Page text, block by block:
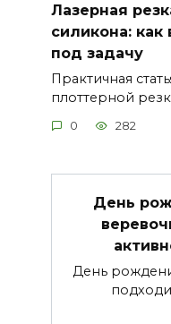
Лазерная
силикона:
под задачу
Практичная
плоттерной
0 282
День
День